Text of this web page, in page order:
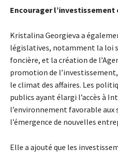
Encourager
Kristalina Georgieva a
législatives, notamment la loi
foncière, et la création de
promotion de
le climat des affaires. Les
publics ayant élargi l’accès à
l’environnement favorable
l’émergence de nouvelles
Elle a ajouté que les